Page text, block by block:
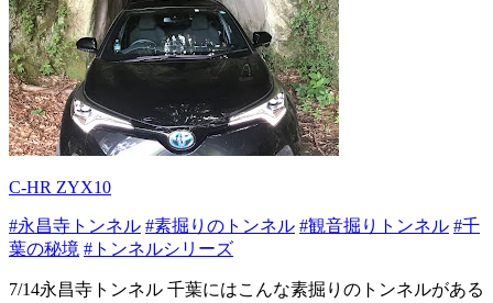
C-HR ZYX10
#永昌寺トンネル #素掘りのトンネル #観音掘りトンネル #千
葉の秘境 #トンネルシリーズ
7/14永昌寺トンネル 千葉にはこんな素掘りのトンネルがある